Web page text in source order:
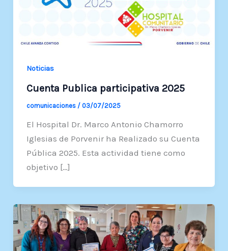
Noticias
Cuenta Publica participativa 2025
comunicaciones / 03/07/2025
El Hospital Dr. Marco Antonio Chamorro
Iglesias de Porvenir ha Realizado su Cuenta
Pública 2025. Esta actividad tiene como
objetivo […]